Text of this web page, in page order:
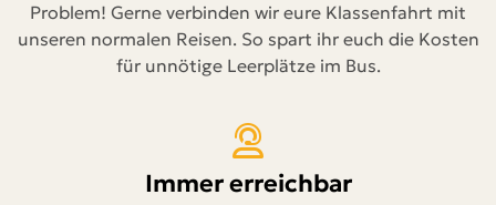
Problem! Gerne verbinden wir eure Klassenfahrt mit
unseren normalen Reisen. So spart ihr euch die Kosten
für unnötige Leerplätze im Bus.
Immer erreichbar